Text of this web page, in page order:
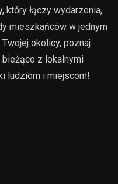
który łączy wydarzenia,
mieszkańców w jednym
okolicy, poznaj
z lokalnymi
ludziom i miejscom!